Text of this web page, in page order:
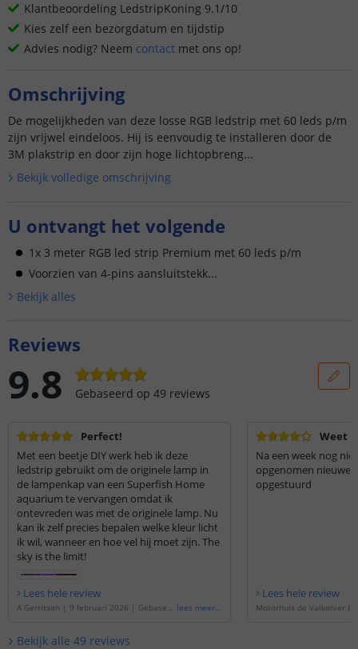
Klantbeoordeling LedstripKoning 9.1/10
Kies zelf een bezorgdatum en tijdstip
Advies nodig? Neem contact met ons op!
Omschrijving
De mogelijkheden van deze losse RGB ledstrip met 60 leds p/m
zijn vrijwel eindeloos. Hij is eenvoudig te installeren door de
3M plakstrip en door zijn hoge lichtopbreng...
Bekijk volledige omschrijving
U ontvangt het volgende
1x 3 meter RGB led strip Premium met 60 leds p/m
Voorzien van 4-pins aansluitstekk...
Bekijk alles
Reviews
9.8 Gebaseerd op 49 reviews
Perfect!
Met een beetje DIY werk heb ik deze
ledstrip gebruikt om de originele lamp in
de lampenkap van een Superfish Home
aquarium te vervangen omdat ik
ontevreden was met de originele lamp. Nu
kan ik zelf precies bepalen welke kleur licht
ik wil, wanneer en hoe vel hij moet zijn. The
sky is the limit!
Lees hele review
A Gerritsen | 9 februari 2026 | Gebaseer lees meer...
Weet
Na een week nog
opgenomen nieuwe
opgestuurd
Lees hele review
Motorhuis de Valkenier BV
Bekijk alle 49 reviews